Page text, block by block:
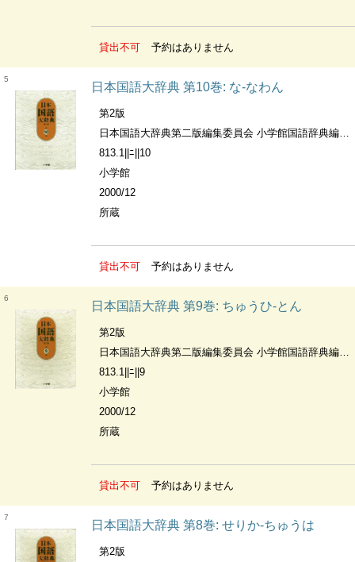
貸出不可 予約はありません
5
日本国語大辞典 第10巻: な-なわん
第2版
日本国語大辞典第二版編集委員会 小学館国語辞典編集部編
813.1||ﾆ||10
小学館
2000/12
所蔵
貸出不可 予約はありません
6
日本国語大辞典 第9巻: ちゅうひ-とん
第2版
日本国語大辞典第二版編集委員会 小学館国語辞典編集部編
813.1||ﾆ||9
小学館
2000/12
所蔵
貸出不可 予約はありません
7
日本国語大辞典 第8巻: せりか-ちゅうは
第2版